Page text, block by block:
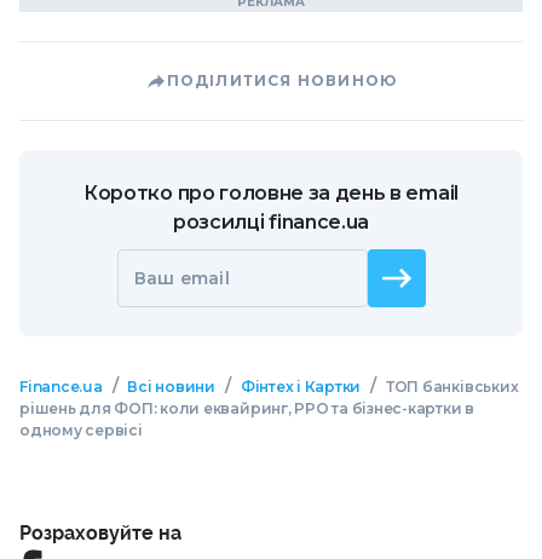
ПОДІЛИТИСЯ НОВИНОЮ
Коротко про головне за день в email
розсилці finance.ua
Ваш email
Finance.ua / Всі новини / Фінтех і Картки / ТОП банківських
рішень для ФОП: коли еквайринг, РРО та бізнес-картки в
одному сервісі
Розраховуйте на